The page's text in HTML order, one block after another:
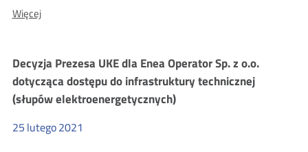
WięcejO:
dla
innogy
Stoen
Operator
z
o.o.
Decyzja Prezesa UKE dla Enea Operator Sp. z o.o.
dotycząca dostępu do infrastruktury technicznej
(słupów elektroenergetycznych)
25 lutego2021